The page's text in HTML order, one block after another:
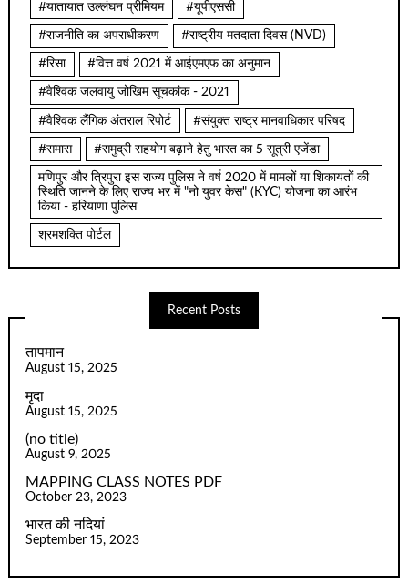
#यातायात उल्लंघन प्रीमियम #यूपीएससी
#राजनीति का अपराधीकरण #राष्ट्रीय मतदाता दिवस (NVD)
#रिसा #वित्त वर्ष 2021 में आईएमएफ का अनुमान
#वैश्विक जलवायु जोखिम सूचकांक - 2021
#वैश्विक लैंगिक अंतराल रिपोर्ट #संयुक्त राष्ट्र मानवाधिकार परिषद
#समास #समुद्री सहयोग बढ़ाने हेतु भारत का 5 सूत्री एजेंडा
मणिपुर और त्रिपुरा इस राज्य पुलिस ने वर्ष 2020 में मामलों या शिकायतों की
स्थिति जानने के लिए राज्य भर में "नो युवर केस" (KYC) योजना का आरंभ
किया - हरियाणा पुलिस
श्रमशक्ति पोर्टल
Recent Posts
तापमान
August 15, 2025
मृदा
August 15, 2025
(no title)
August 9, 2025
MAPPING CLASS NOTES PDF
October 23, 2023
भारत की नदियां
September 15, 2023